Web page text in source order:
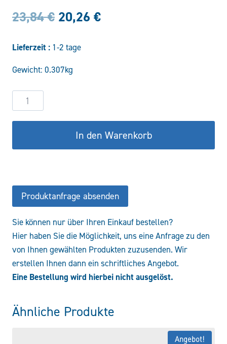
23,84€ Ursprünglicher
war:
23,84 €
20,26 €Aktueller
Lieferzeit : 1-2 tage
Gewicht: 0.307kg
Klauenkupplung
ND10
Menge
In den Warenkorb
Produktanfrage absenden
Sie können nur über Ihren Einkauf bestellen?
Hier haben Sie die Möglichkeit, uns eine Anfrage zu den
von Ihnen gewählten Produkten zuzusenden. Wir
erstellen Ihnen dann ein schriftliches Angebot.
Eine Bestellung wird hierbei nicht ausgelöst.
Ähnliche Produkte
Angebot!